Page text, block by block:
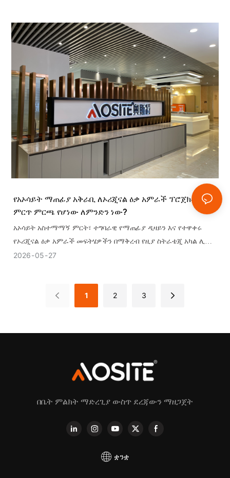
የአኦሳይት ማጠፊያ አቅራቢ ለኦሪጂናል ዕቃ አምራች ፕሮጀክቶች
ምርጥ ምርጫ የሆነው ለምንድን ነው?
አኦሳይት አስተማማኝ ምርት፣ ተግባራዊ የማጠፊያ ዲዛይን እና የተዋቀሩ
የኦሪጂናል ዕቃ አምራች መፍትሄዎችን በማቅረብ የዚያ ስትራቴጂ አካል ሊሆን
ይችላል።
2026 05 27
1 2 3
በቤት ምልክት ማድረጊያ ውስጥ ደረጃውን ማዘጋጀት
ቋንቋ